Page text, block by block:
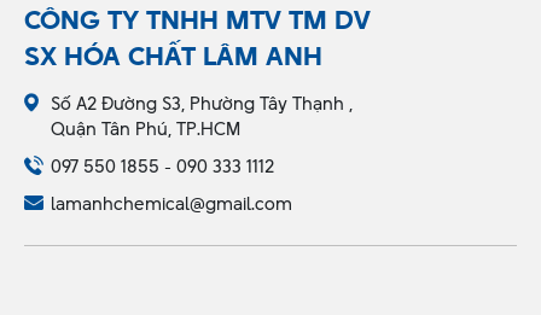
CÔNG TY TNHH MTV TM DV
SX HÓA CHẤT LÂM ANH
Số A2 Đường S3, Phường Tây Thạnh ,
Quận Tân Phú, TP.HCM
097 550 1855 - 090 333 1112
lamanhchemical@gmail.com